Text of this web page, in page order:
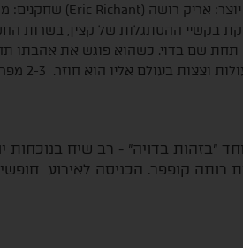
יוצר: אריק רושה (Eric Richant) שחקנים:
בקשיי ההסתגלות של קצין, בשרות
בסוריה תחת שם בדוי. כשהוא פוגש את
הוא חוזר. 2-3 מפרקי הסדרה יוקרנו בפסטיבל
"בזהות בדויה" - רב שיח בנוכחות
רותה קופפר. הכניסה לאירוע